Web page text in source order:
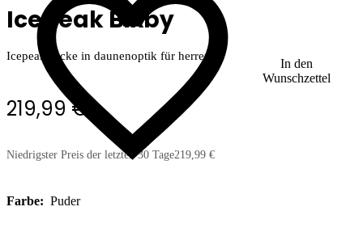
In den
Wunschzettel
Icepeak Bixby
Icepeak Jacke in daunenoptik für herren
219,99 €
Niedrigster Preis der letzten 30 Tage219,99 €
Farbe: Puder